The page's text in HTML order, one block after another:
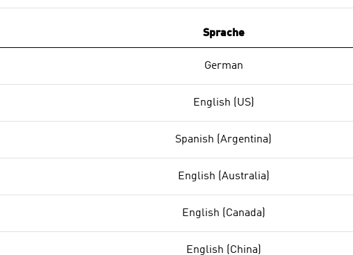
Sprache
German
English (US)
Spanish (Argentina)
English (Australia)
English (Canada)
English (China)